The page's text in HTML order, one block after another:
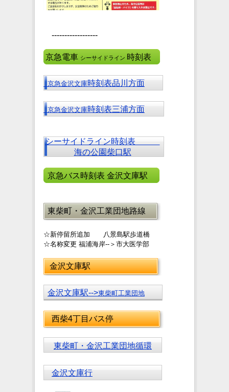
------------------
京急電車 シーサイドライン 時刻表
京急金沢文庫時刻表品川方面
京急金沢文庫時刻表三浦方面
シーサイドライン時刻表
海の公園柴口駅
京急バス時刻表 金沢文庫駅
東柴町・金沢工業団地路線
☆新停留所追加 八景島駅歩道橋
☆名称変更 福浦海岸--＞市大医学部
金沢文庫駅
金沢文庫駅-->東柴町工業団地
西柴4丁目バス停
東柴町・金沢工業団地循環
金沢文庫行